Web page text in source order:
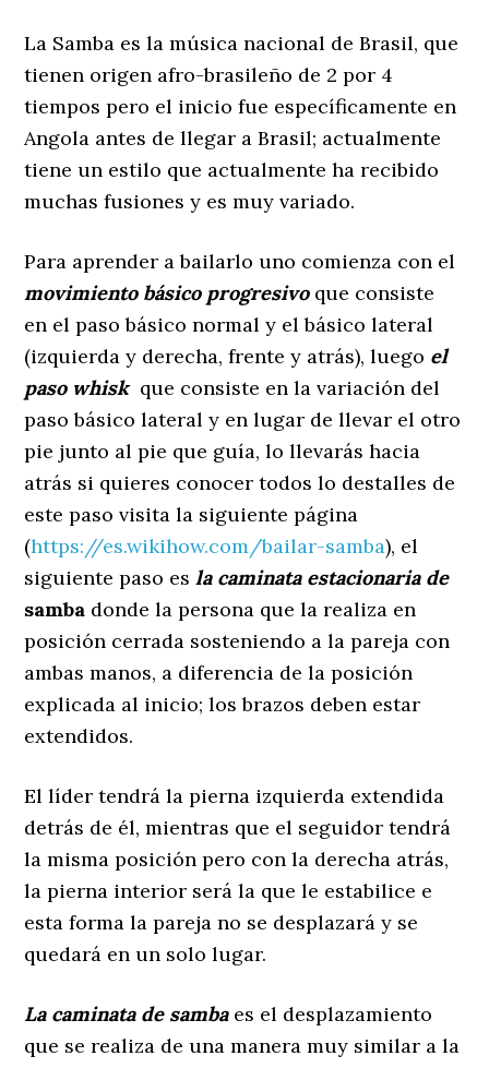
La Samba es la música nacional de Brasil, que
tienen origen afro-brasileño de 2 por 4
tiempos pero el inicio fue específicamente en
Angola antes de llegar a Brasil; actualmente
tiene un estilo que actualmente ha recibido
muchas fusiones y es muy variado.
Para aprender a bailarlo uno comienza con el
movimiento básico progresivoque consiste
en el paso básico normal y el básico lateral
(izquierda y derecha, frente y atrás), luego el
paso whiskque consiste en la variación del
paso básico lateral y en lugar de llevar el otro
pie junto al pie que guía, lo llevarás hacia
atrás si quieres conocer todos lo destalles de
este paso visita la siguiente página
(https://es.wikihow.com/bailar-samba), el
siguiente paso esla caminata estacionaria de
samba donde la persona que la realiza en
posición cerrada sosteniendo a la pareja con
ambas manos, a diferencia de la posición
explicada al inicio; los brazos deben estar
extendidos.
El líder tendrá la pierna izquierda extendida
detrás de él, mientras que el seguidor tendrá
la misma posición pero con la derecha atrás,
la pierna interior será la que le estabilice e
esta forma la pareja no se desplazará y se
quedará en un solo lugar.
La caminata de samba es el desplazamiento
que se realiza de una manera muy similar a la